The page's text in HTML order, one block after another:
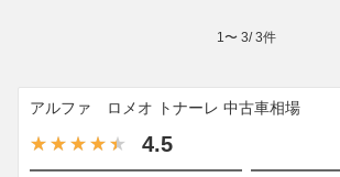
1 〜 3/3件
アルファ ロメオ トナーレ 中古車相場
4.5